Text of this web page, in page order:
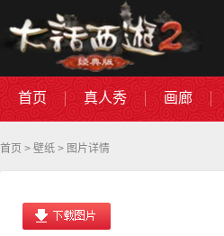
首页 真人秀 画廊
首页 > 壁纸 > 图片详情